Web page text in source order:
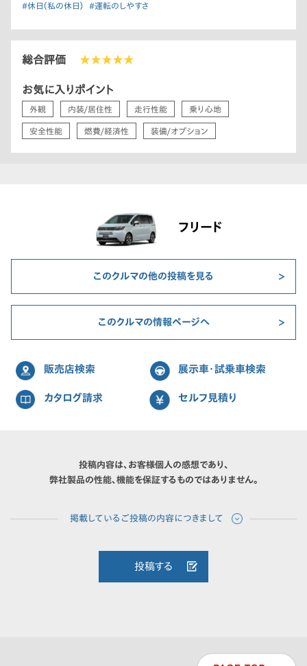
#休日（私の休日） #運転のしやすさ
総合評価 ★★★★★
お気に入りポイント
外観 内装/居住性 走行性能 乗り心地
安全性能 燃費/経済性 装備/オプション
フリード
このクルマの他の投稿を見る
このクルマの情報ページへ
販売店検索 展示車・試乗車検索
カタログ請求 セルフ見積り
投稿内容は、お客様個人の感想であり、
弊社製品の性能、機能を保証するものではありません。
投稿する